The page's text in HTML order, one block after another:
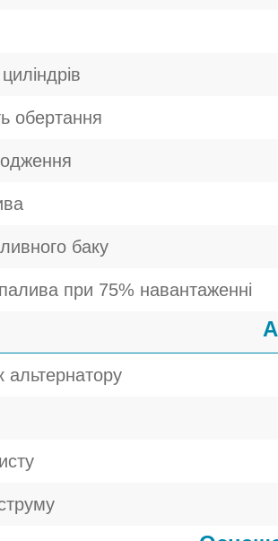
циліндрів
обертання
баку
при 75% навантаженні
альтернатору